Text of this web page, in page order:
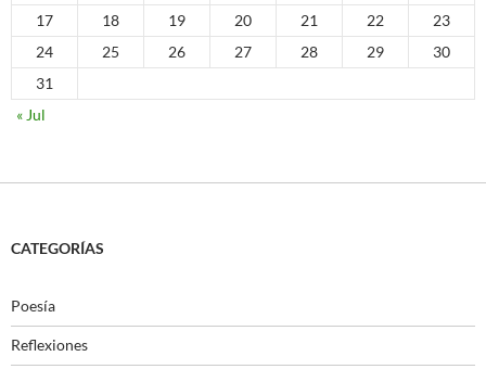
17
18 19 20 21 22
23
24
25 26 27 28 29
30
31
« Jul
CATEGORÍAS
Poesía
Reflexiones